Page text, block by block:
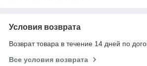
Условия возврата
Возврат товара в течение 14 дней по
Все условия возврата